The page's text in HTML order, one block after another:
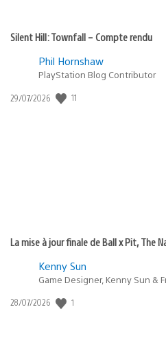
Silent Hill: Townfall – Compte rendu
Phil Hornshaw
PlayStation Blog Contributor
Date
29/07/2026 11
La mise à jour finale de Ball x Pit, The
Kenny Sun
Game Designer, Kenny Sun &
Date
28/07/2026 1